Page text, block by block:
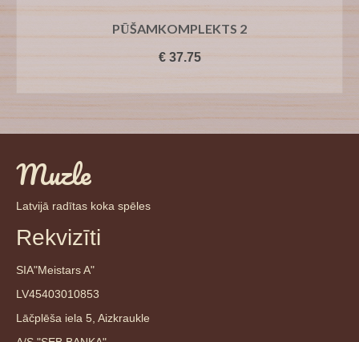
PŪŠAMKOMPLEKTS 2
€37.75
Muzle
Latvijā radītas koka spēles
Rekvizīti
SIA"Meistars A"
LV45403010853
Lāčplēša iela 5, Aizkraukle